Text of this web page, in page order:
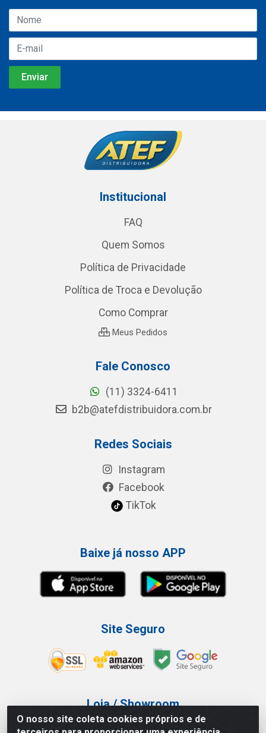
O nosso site coleta cookies próprios e de
Institucional
FAQ
Quem Somos
Política de Privacidade
Política de Troca e Devolução
Como Comprar
Meus Pedidos
Fale Conosco
(11) 3324-6411
b2b@atefdistribuidora.com.br
Redes Sociais
Instagram
Facebook
TikTok
Baixe já nosso APP
Site Seguro
Loja / Showroom
Tel.: (11) 3227-0546